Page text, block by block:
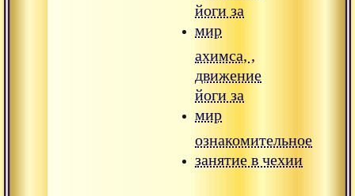
йоги за
мир
ахимса, ,
движение
йоги за
мир
ознакомительное
занятие в чехии